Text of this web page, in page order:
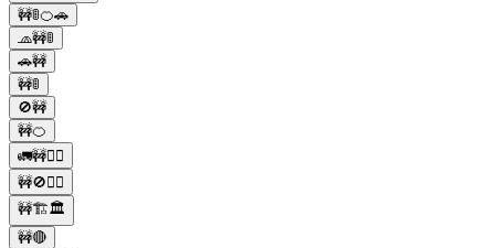
🚧🚦🍊🚗
🧢🚧🚦
🚗🚧
🚧🚦
🚫🚧
🚧🍊
🚛🚧👷‍♂️
🚧🚫🚶‍♀️
🚧🏗️🏛️
🚧🔴